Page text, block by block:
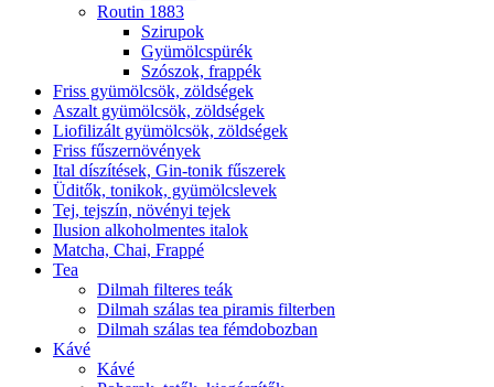
Routin 1883
Szirupok
Gyümölcspürék
Szószok, frappék
Friss gyümölcsök, zöldségek
Aszalt gyümölcsök, zöldségek
Liofilizált gyümölcsök, zöldségek
Friss fűszernövények
Ital díszítések, Gin-tonik fűszerek
Üditők, tonikok, gyümölcslevek
Tej, tejszín, növényi tejek
Ilusion alkoholmentes italok
Matcha, Chai, Frappé
Tea
Dilmah filteres teák
Dilmah szálas tea piramis filterben
Dilmah szálas tea fémdobozban
Kávé
Kávé